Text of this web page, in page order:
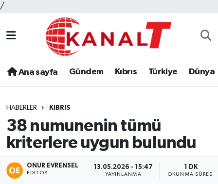
/
Ana sayfa Gündem Kıbrıs Türkiye Dünya
HABERLER KIBRIS
38 numunenin tümü
kriterlere uygun bulundu
ONUR EVRENSEL
EDITÖR
13.05.2026 - 15:47
YAYINLANMA
1 DK
OKUNMA SÜRESI